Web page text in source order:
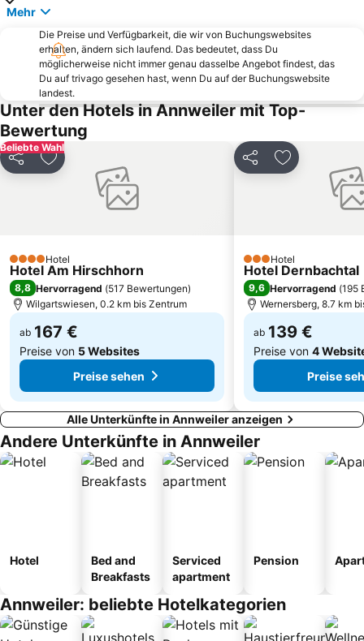
Bahnhof Kaiserslautern
Europabad
Mannheim munipical Parks
Daxlanden
Sea Life Center Speyer
Hambach Castle
Oststadt
Pfälzer Hof
Rietburg
Weststadt
Kulturzentrum Tollhaus
Speyer Hauptbahnhof
Wildparkstadion
Mehr
Die Preise und Verfügbarkeit, die wir von Buchungswebsites
erhalten, ändern sich laufend. Das bedeutet, dass Du
möglicherweise nicht immer genau dasselbe Angebot findest, das
Du auf trivago gesehen hast, wenn Du auf der Buchungswebsite
landest.
Unter den Hotels in Annweiler mit Top-
Bewertung
Beliebte Wahl
Teilen Zu Favoriten hinzufügen
4 SterneHotel
Hotel Am Hirschhorn
8,8 Hervorragend (517 Bewertungen)
Wilgartswiesen, 0.2 km bis Zentrum
ab 167 €
Preise von 5 Websites
Preise sehen
Teilen Zu Favoriten
3 Sterne
Hotel
Hotel Dernbachtal
9,6 Hervorragend (195
Wernersberg, 8.7 km
ab 139 €
Preise von 4
Preise
Alle Unterkünfte in Annweiler anzeigen
Andere Unterkünfte in Annweiler
Hotel
Bed and
Breakfasts
Serviced
apartment
Pension
Annweiler: beliebte Hotelkategorien